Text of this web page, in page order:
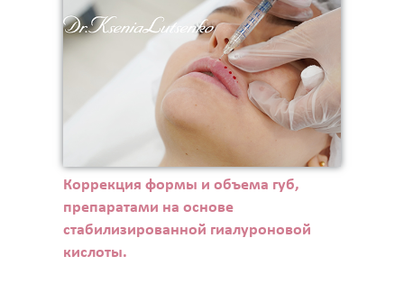
Коррекция формы и объема губ,
препаратами на основе
стабилизированной гиалуроновой
кислоты.